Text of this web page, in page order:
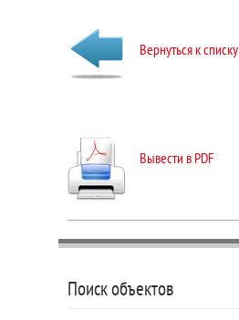
Вернуться к списку
Вывести в PDF
Поиск объектов